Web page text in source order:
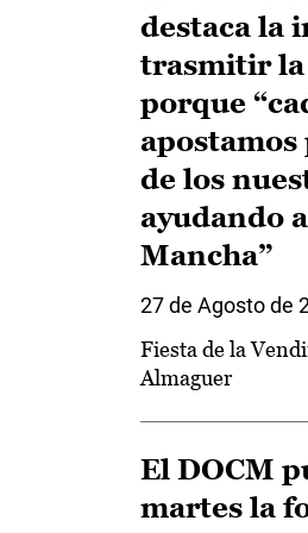
destaca la
trasmitir
porque
de los
ayudando
Mancha”
27 de Agosto de
Fiesta de la
Almaguer
El DOCM
martes la